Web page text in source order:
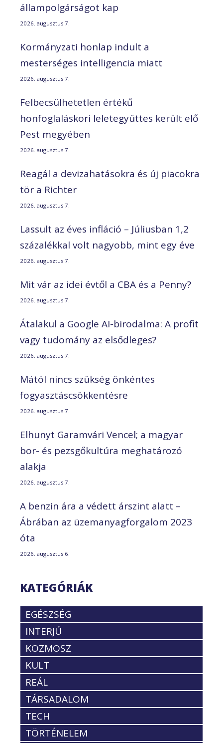
állampolgárságot kap
2026. augusztus 7.
Kormányzati honlap indult a
mesterséges intelligencia miatt
2026. augusztus 7.
Felbecsülhetetlen értékű
honfoglaláskori leletegyüttes került elő
Pest megyében
2026. augusztus 7.
Reagál a devizahatásokra és új piacokra
tör a Richter
2026. augusztus 7.
Lassult az éves infláció – Júliusban 1,2
százalékkal volt nagyobb, mint egy éve
2026. augusztus 7.
Mit vár az idei évtől a CBA és a Penny?
2026. augusztus 7.
Átalakul a Google AI-birodalma: A profit
vagy tudomány az elsődleges?
2026. augusztus 7.
Mától nincs szükség önkéntes
fogyasztáscsökkentésre
2026. augusztus 7.
Elhunyt Garamvári Vencel; a magyar
bor- és pezsgőkultúra meghatározó
alakja
2026. augusztus 7.
A benzin ára a védett árszint alatt –
Ábrában az üzemanyagforgalom 2023
óta
2026. augusztus 6.
KATEGÓRIÁK
EGÉSZSÉG
INTERJÚ
KOZMOSZ
KULT
REÁL
TÁRSADALOM
TECH
TÖRTÉNELEM